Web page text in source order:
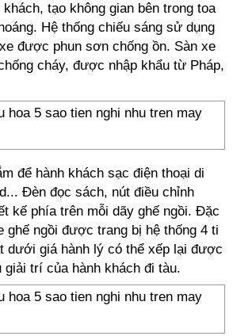
tạo không gian bên trong toa
Hệ thống chiếu sáng sử dụng
được phun sơn chống ồn. Sàn xe
cháy, được nhập khẩu từ Pháp,
để hành khách sạc điện thoại di
Đèn đọc sách, nút điều chỉnh
kế phía trên mỗi dãy ghế ngồi. Đặc
ghế ngồi được trang bị hệ thống 4 ti
dưới giá hành lý có thể xếp lại được
giải trí của hành khách đi tàu.